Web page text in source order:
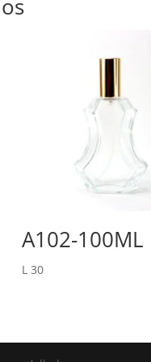
A102-100ML
L30